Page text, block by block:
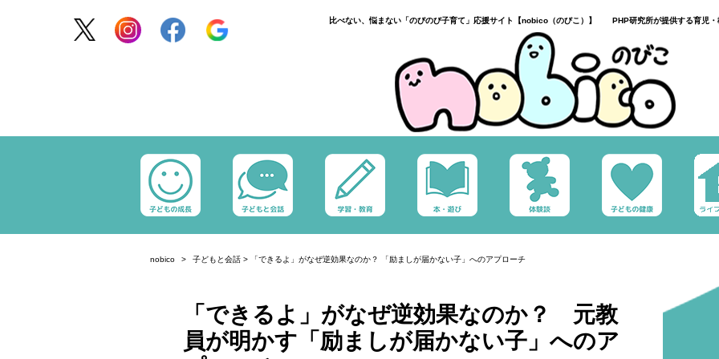
比べない、悩まない「のびのび子育て」応援サイト【nobico（のびこ）】 PHP研究所が提供する育児・
nobico 子どもと会話 > 「できるよ」がなぜ逆効果なのか？ 「励ましが届かない子」へのアプローチ
「できるよ」がなぜ逆効果なのか？ 元教
員が明かす「励ましが届かない子」へのア